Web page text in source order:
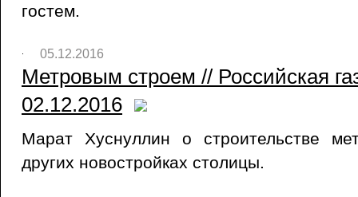
гостем.
05.12.2016
Метровым строем // Российская
02.12.2016
Марат Хуснуллин о строительстве
других новостройках столицы.